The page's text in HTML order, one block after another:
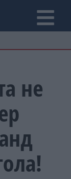
не